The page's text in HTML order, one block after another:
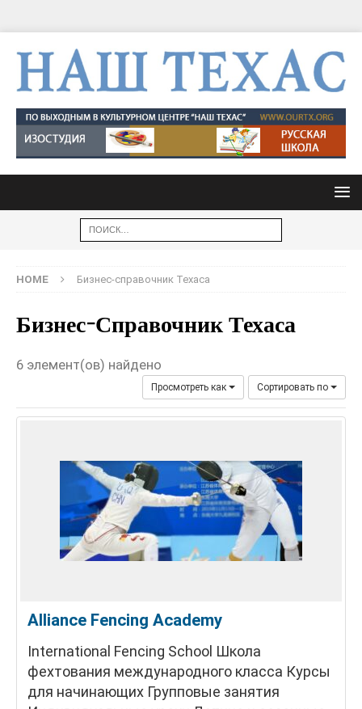
HOME Бизнес-справочник Техаса
Бизнес-Справочник Техаса
6 элемент(ов) найдено
Просмотреть как Сортировать по
Alliance Fencing Academy
International Fencing School Школа
фехтования международного класса Курсы
для начинающих Групповые занятия